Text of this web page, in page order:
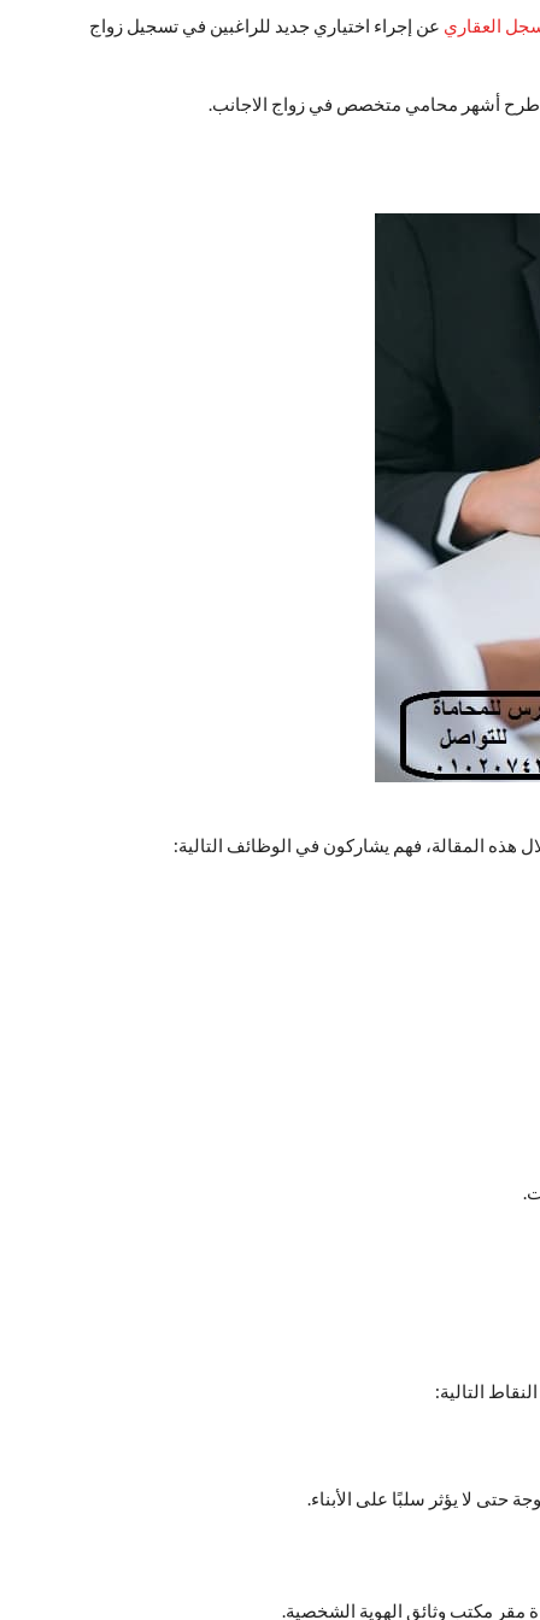
العقاري عن إجراء اختياري جديد للراغبين في تسجيل زواج
طرح أشهر محامي متخصص في زواج الاجانب.
هذه المقالة، فهم يشاركون في الوظائف التالية:
التالية:
حتى لا يؤثر سلبًا على الأبناء.
مكتب وثائق الهوية الشخصية.